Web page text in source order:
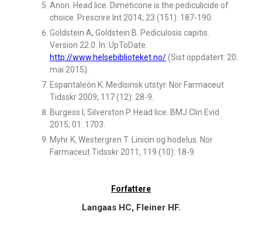
Anon. Head lice. Dimeticone is the pediculicide of
choice. Prescrire Int 2014; 23 (151): 187-190.
Goldstein A, Goldstein B. Pediculosis capitis.
Version 22.0. In: UpToDate.
http://www.helsebiblioteket.no/(Sist oppdatert: 20.
mai 2015).
Espantaleón K. Medisinsk utstyr. Nor Farmaceut
Tidsskr 2009; 117 (12): 28-9.
Burgess I, Silverston P. Head lice. BMJ Clin Evid
2015; 01: 1703.
Myhr K, Westergren T. Linicin og hodelus. Nor
Farmaceut Tidsskr 2011; 119 (10): 18-9.
Forfattere
Langaas HC, Fleiner HF.